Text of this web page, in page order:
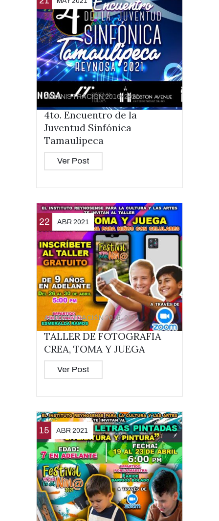
ADMINISTRACIÓN 2016-2021
4to. Encuentro de la
Juventud Sinfónica
Tamaulipeca
Ver Post
22 ABR 2021
ADMINISTRACIÓN 2016-2021
TALLER DE FOTOGRAFIA
CREA, TOMA Y JUEGA
Ver Post
15 ABR 2021